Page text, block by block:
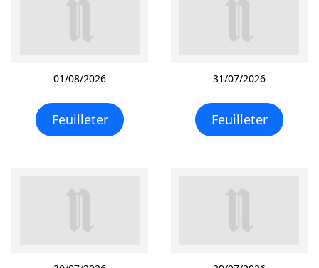
01/08/2026
Feuilleter
31/07/2026
Feuilleter